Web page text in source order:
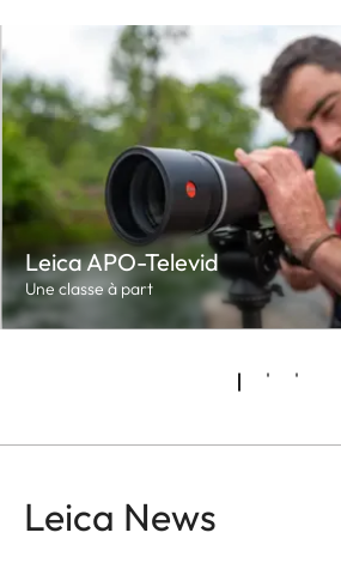
Leica APO-Televid
Une classe à part
Leica News